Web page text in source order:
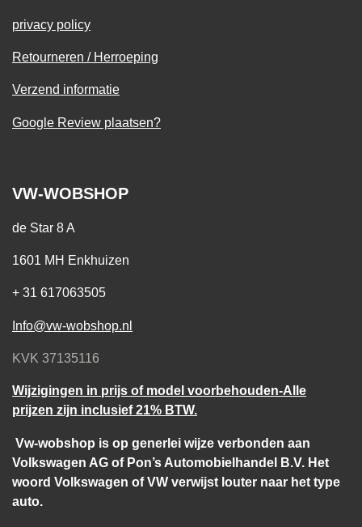
privacy policy
Retourneren / Herroeping
Verzend informatie
Google Review plaatsen?
VW-WOBSHOP
de Star 8 A
1601 MH Enkhuizen
+ 31 617063505
Info@vw-wobshop.nl
KVK 37135116
Wijzigingen in prijs of model voorbehouden-Alle
prijzen zijn inclusief 21% BTW.
Vw-wobshop is op generlei wijze verbonden aan
Volkswagen AG of Pon’s Automobielhandel B.V. Het
woord Volkswagen of VW verwijst louter naar het type
auto.